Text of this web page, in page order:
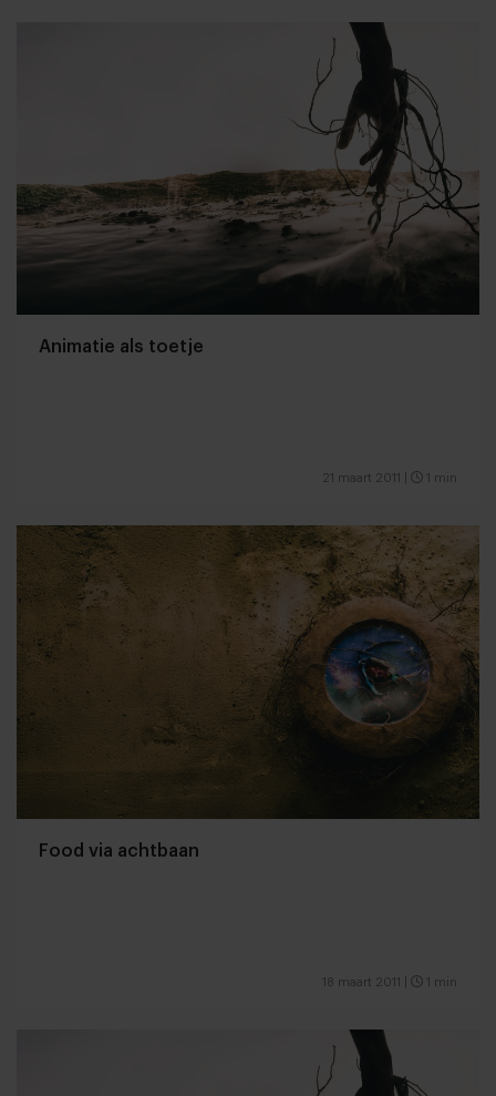
Animatie als toetje
21 maart 2011 1 min
Food via achtbaan
18 maart 2011 1 min